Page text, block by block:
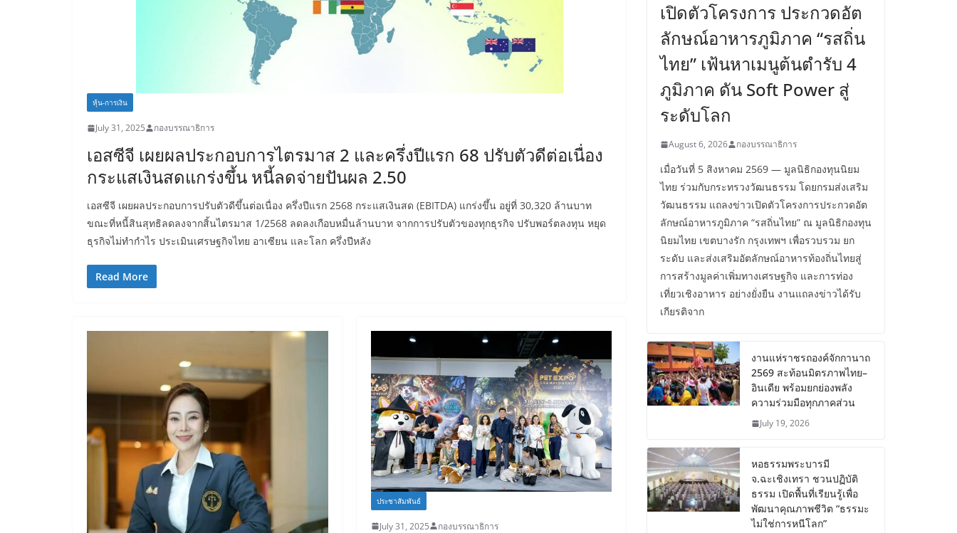
หุ้น-การเงิน
July 31, 2025 กองบรรณาธิการ
เอสซีจี เผยผลประกอบการไตรมาส 2 และครึ่งปีแรก 68 ปรับตัวดีต่อเนื่อง
กระแสเงินสดแกร่งขึ้น หนี้ลดจ่ายปันผล 2.50
เอสซีจี เผยผลประกอบการปรับตัวดีขึ้นต่อเนื่อง ครึ่งปีแรก 2568 กระแสเงินสด (EBITDA) แกร่งขึ้น อยู่ที่ 30,320 ล้านบาท
ขณะที่หนี้สินสุทธิลดลงจากสิ้นไตรมาส 1/2568 ลดลงเกือบหมื่นล้านบาท จากการปรับตัวของทุกธุรกิจ ปรับพอร์ตลงทุน หยุด
ธุรกิจไม่ทำกำไร ประเมินเศรษฐกิจไทย อาเซียน และโลก ครึ่งปีหลัง
Read More
ประชาสัมพันธ์
July 31, 2025 กองบรรณาธิการ
เปิดตัวโครงการ ประกวดอัต
ลักษณ์อาหารภูมิภาค “รสถิ่น
ไทย” เฟ้นหาเมนูต้นตำรับ 4
ภูมิภาค ดัน Soft Power สู่
ระดับโลก
August 6, 2026 กองบรรณาธิการ
เมื่อวันที่ 5 สิงหาคม 2569 — มูลนิธิกองทุนนิยม
ไทย ร่วมกับกระทรวงวัฒนธรรม โดยกรมส่งเสริม
วัฒนธรรม แถลงข่าวเปิดตัวโครงการประกวดอัต
ลักษณ์อาหารภูมิภาค “รสถิ่นไทย” ณ มูลนิธิกองทุน
นิยมไทย เขตบางรัก กรุงเทพฯ เพื่อรวบรวม ยก
ระดับ และส่งเสริมอัตลักษณ์อาหารท้องถิ่นไทยสู่
การสร้างมูลค่าเพิ่มทางเศรษฐกิจ และการท่อง
เที่ยวเชิงอาหาร อย่างยั่งยืน งานแถลงข่าวได้รับ
เกียรติจาก
งานแห่ราชรถองค์จักกานาถ
2569 สะท้อนมิตรภาพไทย–
อินเดีย พร้อมยกย่องพลัง
ความร่วมมือทุกภาคส่วน
July 19, 2026
หอธรรมพระบารมี
จ.ฉะเชิงเทรา ชวนปฏิบัติ
ธรรม เปิดพื้นที่เรียนรู้เพื่อ
พัฒนาคุณภาพชีวิต “ธรรมะ
ไม่ใช่การหนีโลก”